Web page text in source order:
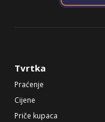
Tvrtka
Praćenje
Cijene
Priče kupaca